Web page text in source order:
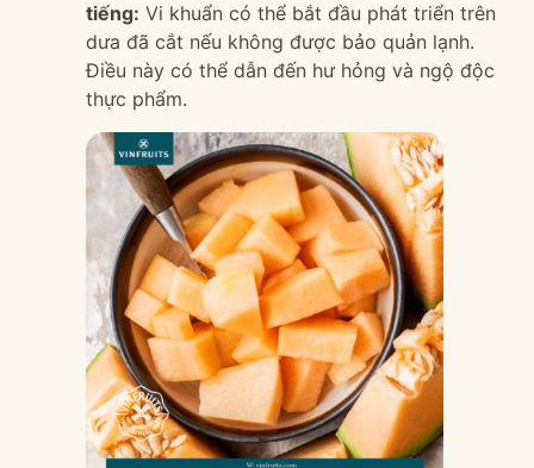
tiếng: Vi khuẩn có thể bắt đầu phát triển trên
dưa đã cắt nếu không được bảo quản lạnh.
Điều này có thể dẫn đến hư hỏng và ngộ độc
thực phẩm.